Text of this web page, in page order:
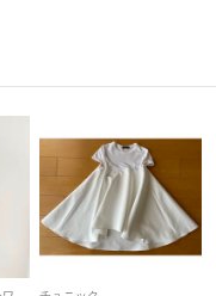
います。
注文品をご用意できない
のものが全てです（ハンガ
ついては、判断が難しい場